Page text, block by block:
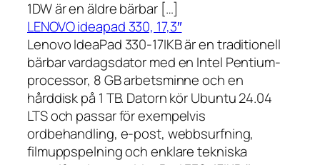
1DW är en äldre bärbar […]
LENOVO ideapad 330, 17,3″
Lenovo IdeaPad 330-17IKB är en traditionell
bärbar vardagsdator med en Intel Pentium-
processor, 8 GB arbetsminne och en
hårddisk på 1 TB. Datorn kör Ubuntu 24.04
LTS och passar för exempelvis
ordbehandling, e-post, webbsurfning,
filmuppspelning och enklare tekniska